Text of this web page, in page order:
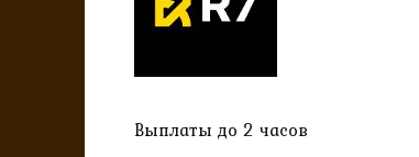
Выплаты до 2 часов